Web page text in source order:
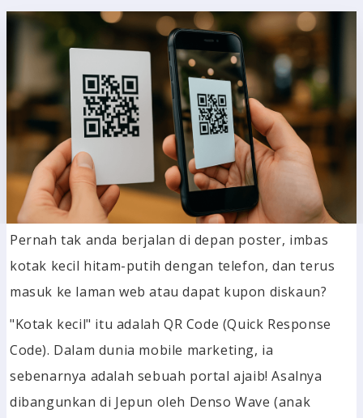
Pernah tak anda berjalan di depan poster, imbas
kotak kecil hitam-putih dengan telefon, dan terus
masuk ke laman web atau dapat kupon diskaun?
"Kotak kecil" itu adalah QR Code (Quick Response
Code). Dalam dunia mobile marketing, ia
sebenarnya adalah sebuah portal ajaib! Asalnya
dibangunkan di Jepun oleh Denso Wave (anak